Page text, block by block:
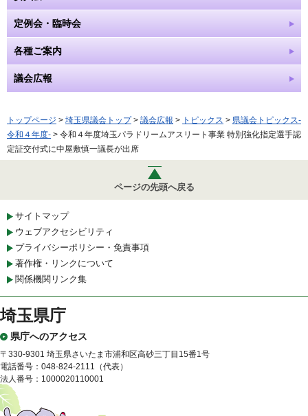
定例会・臨時会
各種ご案内
議会広報
トップページ > 埼玉県議会トップ> 議会広報 > トピックス > 県議会トピックス-
令和４年度- > 令和４年度埼玉パラドリームアスリート事業 特別強化指定選手認
定証交付式に中屋敷慎一議長が出席
ページの先頭へ戻る
サイトマップ
ウェブアクセシビリティ
プライバシーポリシー・免責事項
著作権・リンクについて
関係機関リンク集
埼玉県庁
県庁へのアクセス
〒330-9301 埼玉県さいたま市浦和区高砂三丁目15番1号
電話番号：048-824-2111（代表）
法人番号：1000020110001